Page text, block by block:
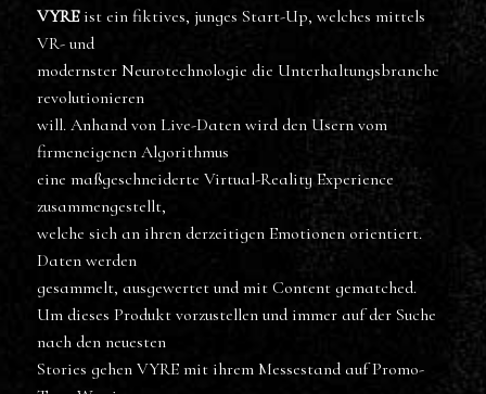
VYREist ein fiktives, junges Start-Up, welches mittels
VR- und
modernster Neurotechnologie die Unterhaltungsbranche
revolutionieren
will. Anhand von Live-Daten wird den Usern vom
firmeneigenen Algorithmus
eine maßgeschneiderte Virtual-Reality Experience
zusammengestellt,
welche sich an ihren derzeitigen Emotionen orientiert.
Daten werden
gesammelt, ausgewertet und mit Content gematched.
Um dieses Produkt vorzustellen und immer auf der Suche
nach den neuesten
Stories gehen VYRE mit ihrem Messestand auf Promo-